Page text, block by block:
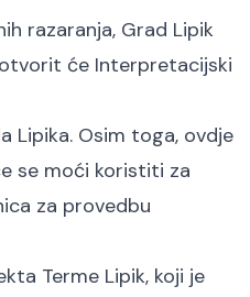
razaranja, Grad Lipik
će Interpretacijski
Lipika. Osim toga, ovdje
se moći koristiti za
za provedbu
Terme Lipik, koji je